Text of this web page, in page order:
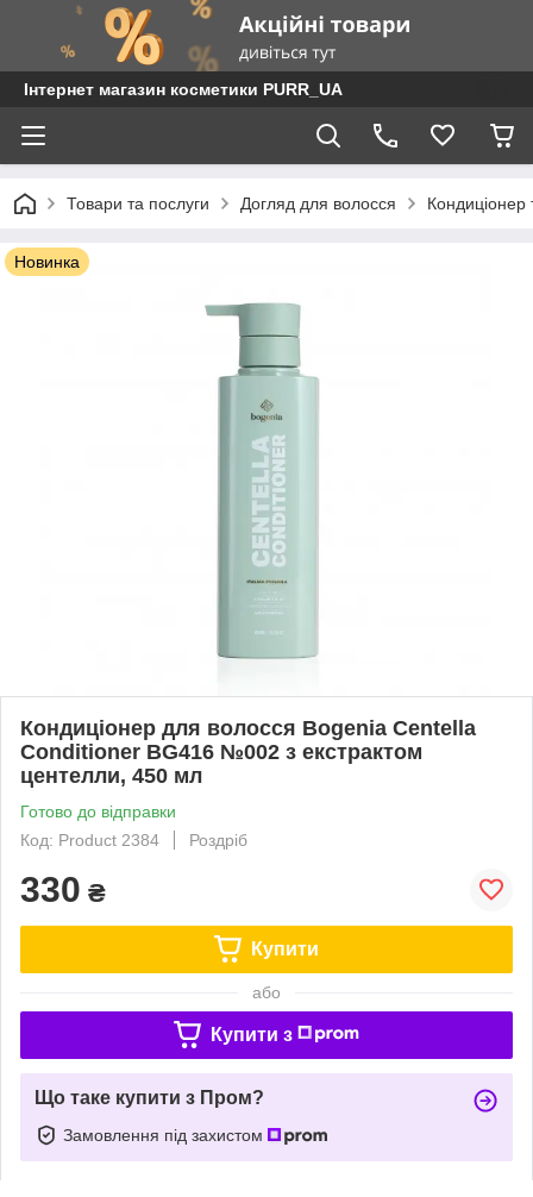
Інтернет магазин косметики PURR_UA
Товари та послуги Догляд для волосся
Новинка
Кондиціонер для волосся Bogenia Centella
Conditioner BG416 №002 з екстрактом
центелли, 450 мл
Готово до відправки
Код: Product 2384
Роздріб
330 ₴
Купити
або
Купити з
Що таке купити з Пром?
Замовлення під захистом